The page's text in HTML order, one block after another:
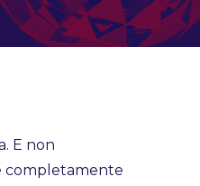
E non
completamente